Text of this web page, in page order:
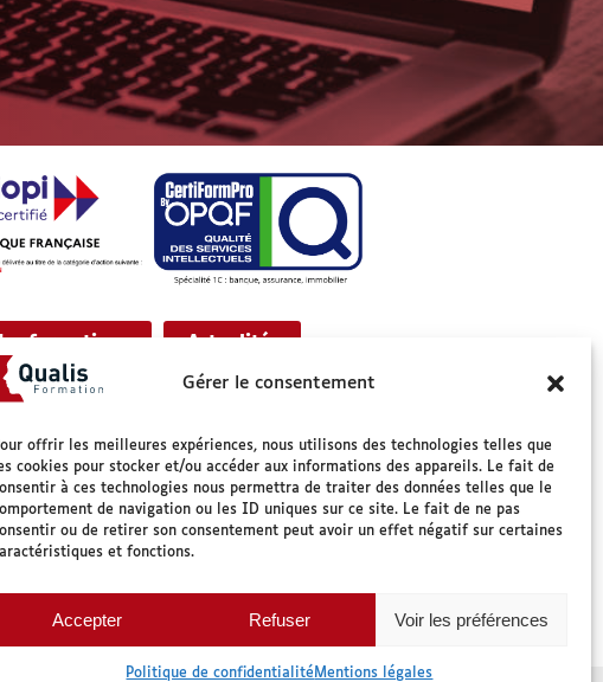
Gérer le consentement
offrir les meilleures expériences, nous utilisons des technologies telles que
cookies pour stocker et/ou accéder aux informations des appareils. Le fait de
à ces technologies nous permettra de traiter des données telles que le
de navigation ou les ID uniques sur ce site. Le fait de ne pas
ou de retirer son consentement peut avoir un effet négatif sur certaines
et fonctions.
Accepter Refuser Voir les préférences
Politique de confidentialitéMentions légales
formations
Actualités
Handicap & accessibilité
Nos solutions